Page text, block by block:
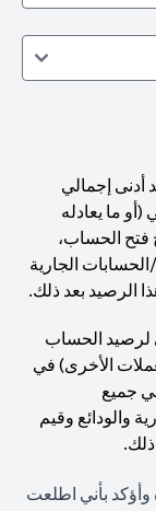
إجمالي
دولار أمريكي (أو ما يعادله
يومًا من تاريخ فتح الحساب،
الجارية
الرصيد بعد ذلك.
لرصيد الحساب
بالعملات الأخرى) في
في جميع
والودائع وقيم
ذلك.
وأؤكد بأني اطلعت